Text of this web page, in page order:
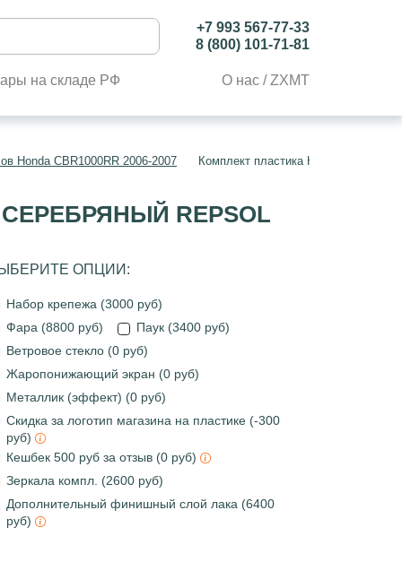
+7 993 567-77-33
8 (800) 101-71-81
на складе РФ О нас / ZXMT
Honda CBR1000RR 2006-2007 Комплект пластика Honda
REPSOL
ОПЦИИ:
Набор крепежа (3000 руб)
Фара (8800 руб)
Паук (3400 руб)
Ветровое стекло (0 руб)
Жаропонижающий экран (0 руб)
Металлик (эффект) (0 руб)
Скидка за логотип магазина на пластике (-300
руб)
Кешбек 500 руб за отзыв (0 руб)
Зеркала компл. (2600 руб)
Дополнительный финишный слой лака (6400
руб)